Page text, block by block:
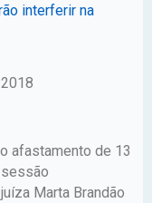
interferir na
afastamento de 13
Marta Brandão